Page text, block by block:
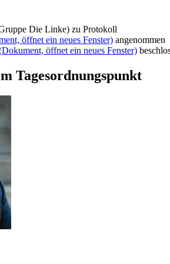
Die Linke) zu Protokoll
öffnet ein neues Fenster) angenommen
öffnet ein neues Fenster)
Tagesordnungspunkt